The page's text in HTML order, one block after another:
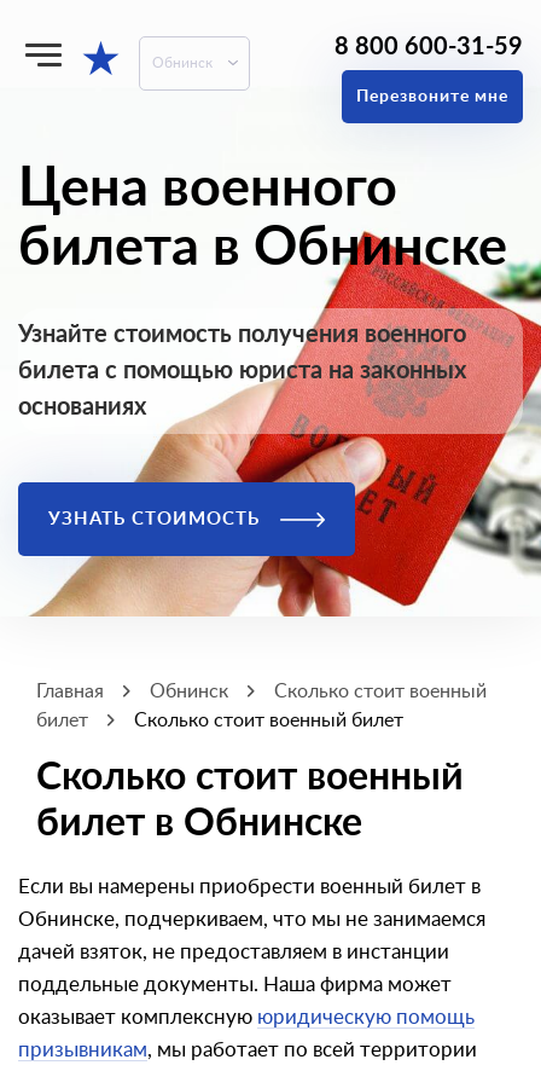
★ Обнинск
8 800 600-31-59
Перезвоните мне
Цена военного
билета в Обнинске
Узнайте стоимость получения военного
билета с помощью юриста на законных
основаниях
УЗНАТЬ СТОИМОСТЬ
Главная Обнинск
Сколько стоит военный
билет
Сколько стоит военный билет
Сколько стоит военный
билет в Обнинске
Если вы намерены приобрести военный билет в
Обнинске, подчеркиваем, что мы не занимаемся
дачей взяток, не предоставляем в инстанции
поддельные документы. Наша фирма может
оказывает комплексную юридическую помощь
призывникам, мы работает по всей территории